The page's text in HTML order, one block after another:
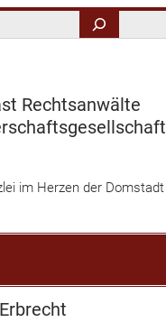
Rechtsanwälte
im Herzen der Domstadt
Erbrecht